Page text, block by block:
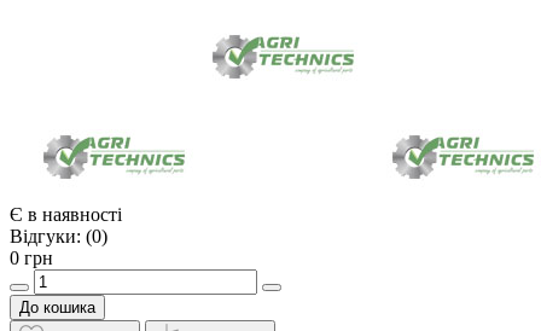
Є в наявності
Відгуки: (0)
0 грн
До кошика